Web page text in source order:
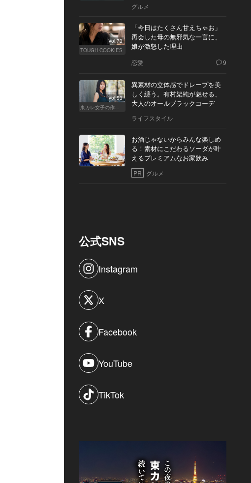
グルメ
Vol.73
TOUGH COOKIES
「今日はたくさん甘えちゃお」
再会した母の無邪気な一言に、
娘が激怒した理由
恋愛 9
Vol.53
東カレ女子の作り方
異素材の立体感でドレープを美
しく纏う。有村架純が魅せる、
大人のオールブラックコーデ
ライフスタイル
お酒じゃないからみんな楽しめ
る！素材にこだわるソーダが叶
えるプレミアムなお家飲み
PR グルメ
公式SNS
Instagram
X
Facebook
YouTube
TikTok